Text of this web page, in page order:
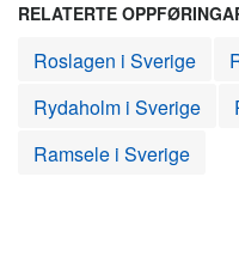
RELATERTE
Roslagen i Sverige
Rydaholm i Sverige
Ramsele i Sverige